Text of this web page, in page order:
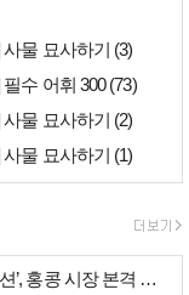
물 묘사하기 (3)
수 어휘 300 (73)
물 묘사하기 (2)
물 묘사하기 (1)
대한민국 대표 숙취해소제 ‘컨디션’, 홍콩 시장 본격 상륙… 왓슨스 입점…